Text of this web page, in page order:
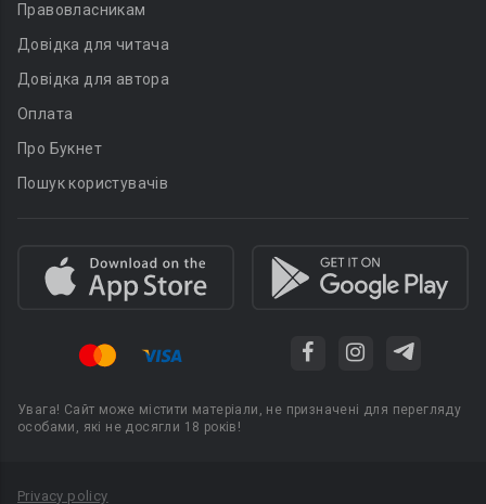
Правовласникам
Довідка для читача
Довідка для автора
Оплата
Про Букнет
Пошук користувачів
Увага! Сайт може містити матеріали, не призначені для перегляду
особами, які не досягли 18 років!
Privacy policy